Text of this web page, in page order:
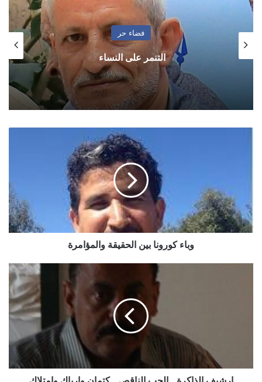
فضاء حر
التنمر على النساء
وباء كورونا بين الحقيقة والمؤامرة